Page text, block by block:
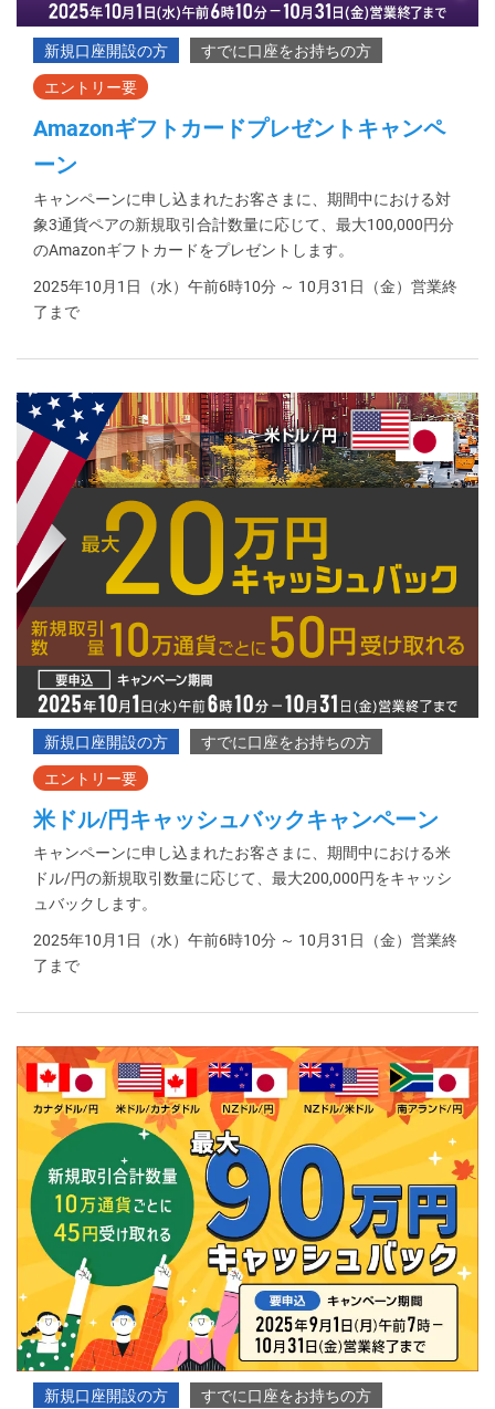
Amazonギフトカードプレゼントキャンペ
ーン
キャンペーンに申し込まれたお客さまに、期間中における対
象3通貨ペアの新規取引合計数量に応じて、最大100,000円分
のAmazonギフトカードをプレゼントします。
2025年10月1日（水）午前6時10分 ～ 10月31日（金）営業終
了まで
米ドル/円キャッシュバックキャンペーン
キャンペーンに申し込まれたお客さまに、期間中における米
ドル/円の新規取引数量に応じて、最大200,000円をキャッシ
ュバックします。
2025年10月1日（水）午前6時10分 ～ 10月31日（金）営業終
了まで